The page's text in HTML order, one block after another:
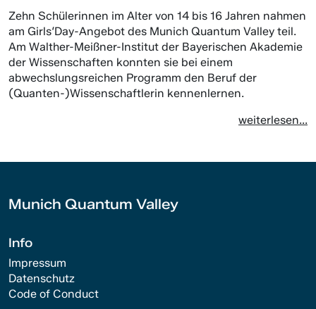
Zehn Schülerinnen im Alter von 14 bis 16 Jahren nahmen
am Girls‘Day-Angebot des Munich Quantum Valley teil.
Am Walther-Meißner-Institut der Bayerischen Akademie
der Wissenschaften konnten sie bei einem
abwechslungsreichen Programm den Beruf der
(Quanten-)Wissenschaftlerin kennenlernen.
weiterlesen...
Munich Quantum Valley
Info
Impressum
Datenschutz
Code of Conduct